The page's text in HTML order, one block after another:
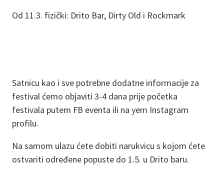
Od 11.3. fizički: Drito Bar, Dirty Old i Rockmark
Satnicu kao i sve potrebne dodatne informacije za
festival ćemo objaviti 3-4 dana prije početka
festivala putem FB eventa ili na yem Instagram
profilu.
Na samom ulazu ćete dobiti narukvicu s kojom ćete
ostvariti određene popuste do 1.5. u Drito baru.